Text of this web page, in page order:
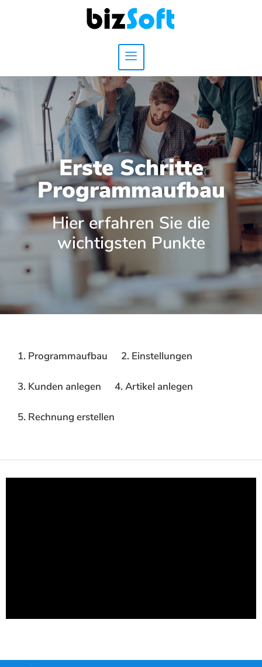
Erste Schritte
Programmaufbau
Hier erfahren Sie die
wichtigsten Punkte
1. Programmaufbau 2. Einstellungen
3. Kunden anlegen 4. Artikel anlegen
5. Rechnung erstellen